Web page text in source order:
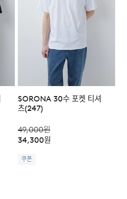
SORONA 30수 포켓 티셔
츠(247)
49,000원
34,300원
쿠폰